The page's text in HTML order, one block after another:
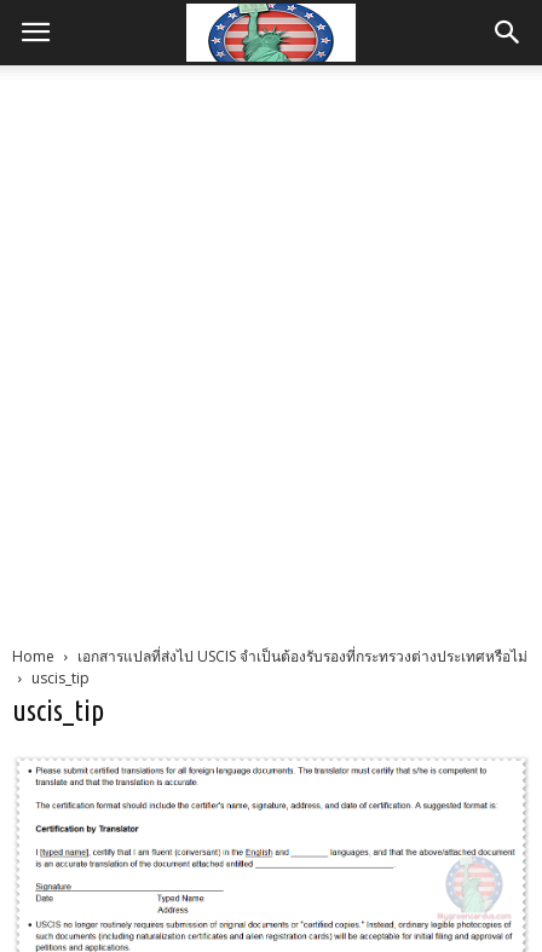
Home
เอกสารแปลที่ส่งไป USCIS จำเป็นต้องรับรองที่กระทรวงต่างประเทศหรือไม่
uscis_tip
uscis_tip